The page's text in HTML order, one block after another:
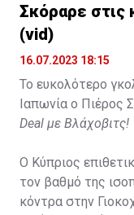
Σκόραρε στις
(vid)
16.07.2023 18:15
Το ευκολότερο
Ιαπωνία ο Πιέρος
Deal με Βλάχοβιτς!
Ο Κύπριος
τον βαθμό της
κόντρα στην